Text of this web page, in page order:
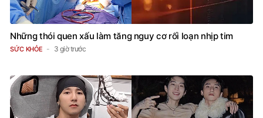
Những thói quen xấu làm tăng nguy cơ rối loạn nhịp tim
SỨC KHỎE 3 giờ trước